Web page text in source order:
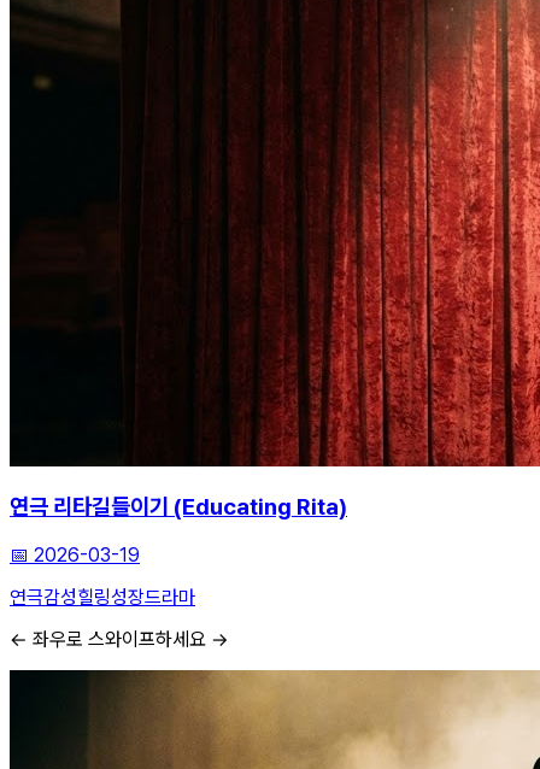
연극 리타길들이기 (Educating Rita)
📅 2026-03-19
연극감성힐링성장드라마
← 좌우로 스와이프하세요 →